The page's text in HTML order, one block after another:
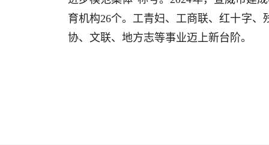
育机构26个。工青妇、工商联、红十字
协、文联、地方志等事业迈上新台阶。